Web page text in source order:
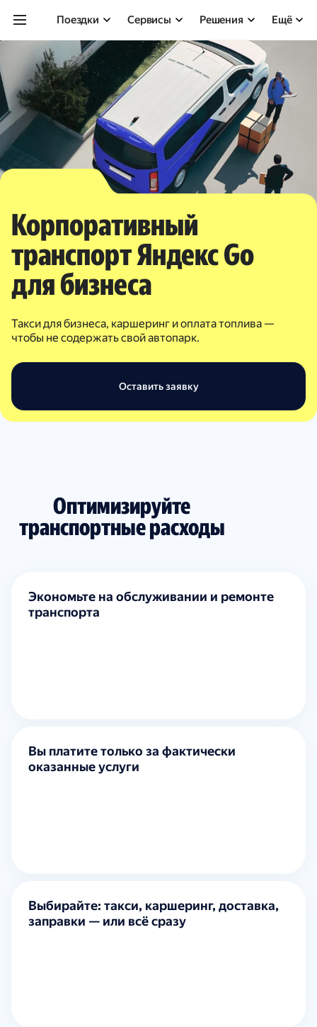
Поездки Сервисы Решения Ещё
Корпоративный
транспорт Яндекс Go
для бизнеса
Такси для бизнеса, каршеринг и оплата топлива —
чтобы не содержать свой автопарк.
Оставить заявку
Оптимизируйте
транспортные расходы
Экономьте на обслуживании и ремонте
транспорта
Вы платите только за фактически
оказанные услуги
Выбирайте: такси, каршеринг, доставка,
заправки — или всё сразу